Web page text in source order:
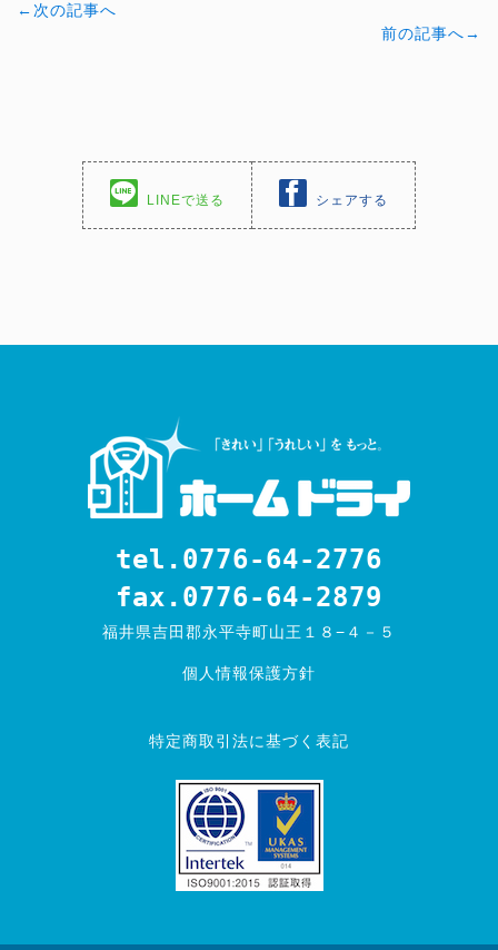
←次の記事へ
前の記事へ→
LINEで送る シェアする
tel.0776-64-2776
fax.0776-64-2879
福井県吉田郡永平寺町山王１８−４－５
個人情報保護方針
特定商取引法に基づく表記